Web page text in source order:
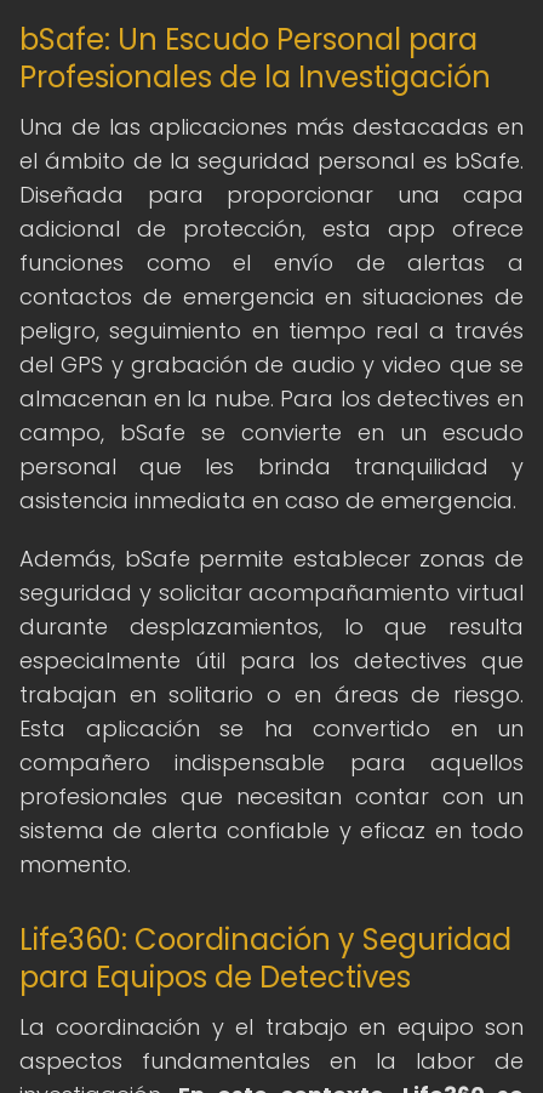
bSafe: Un Escudo Personal para
Profesionales de la Investigación
Una de las aplicaciones más destacadas en
el ámbito de la seguridad personal es bSafe.
Diseñada para proporcionar una capa
adicional de protección, esta app ofrece
funciones como el envío de alertas a
contactos de emergencia en situaciones de
peligro, seguimiento en tiempo real a través
del GPS y grabación de audio y video que se
almacenan en la nube. Para los detectives en
campo, bSafe se convierte en un escudo
personal que les brinda tranquilidad y
asistencia inmediata en caso de emergencia.
Además, bSafe permite establecer zonas de
seguridad y solicitar acompañamiento virtual
durante desplazamientos, lo que resulta
especialmente útil para los detectives que
trabajan en solitario o en áreas de riesgo.
Esta aplicación se ha convertido en un
compañero indispensable para aquellos
profesionales que necesitan contar con un
sistema de alerta confiable y eficaz en todo
momento.
Life360: Coordinación y Seguridad
para Equipos de Detectives
La coordinación y el trabajo en equipo son
aspectos fundamentales en la labor de